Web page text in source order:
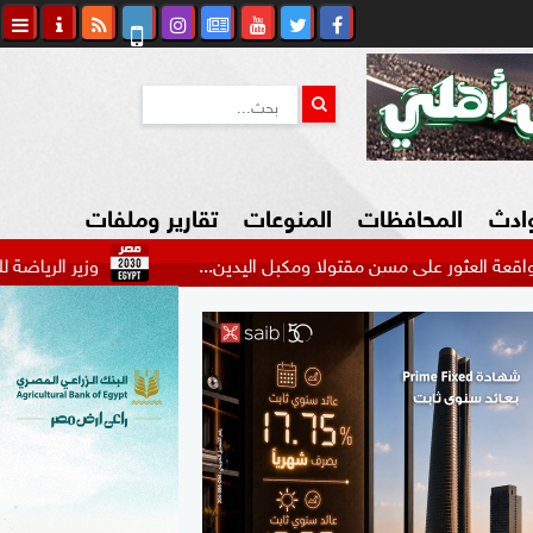
شكاوي المواطن
المحافظات المنوعات
السياحة في مصر
التكنولوجيا
المرأة والأسرة
السيارات
تقارير وملفات
وزير الرياضة للاعبات مسن مقتولا ومكبل اليدين...